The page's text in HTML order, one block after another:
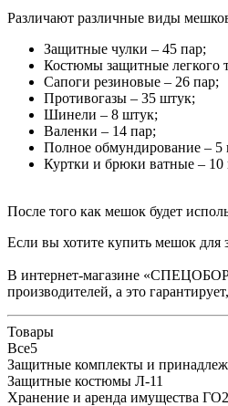
Различают различные виды
Защитные чулки – 45 пар;
Костюмы защитные легкого
Сапоги резиновые – 26 пар;
Противогазы – 35 штук;
Шинели – 8 штук;
Валенки – 14 пар;
Полное обмундирование – 5
Куртки и брюки ватные – 10
После того как мешок будет
Если вы хотите купить мешок для
В интернет-магазине
производителей, а это
Товары
Все5
Защитные комплекты и
Защитные костюмы Л-11
Хранение и аренда имущества ГО2